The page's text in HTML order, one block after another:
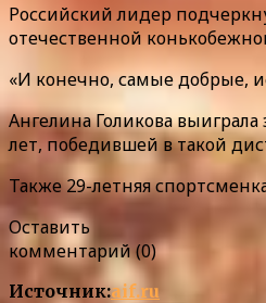
Российский лидер
отечественной
«И конечно, самые добрые,
Ангелина Голикова
лет, победившей в такой
Также 29-летняя
Оставить
комментарий (0)
Источник:aif.ru